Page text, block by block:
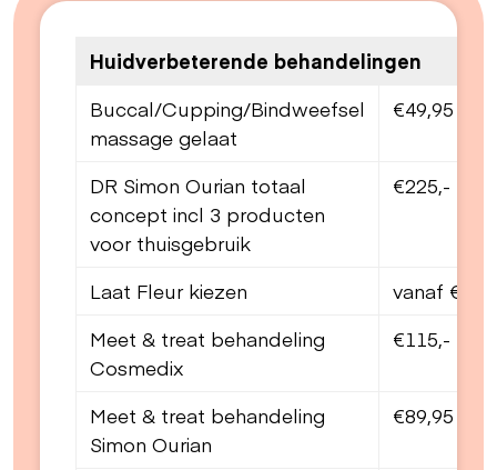
Huidverbeterende behandelingen
Buccal/Cupping/Bindweefsel
massage gelaat
€49,95
DR Simon Ourian totaal
concept incl 3 producten
voor thuisgebruik
€225,-
Laat Fleur kiezen
vanaf
Meet & treat behandeling
Cosmedix
€115,-
Meet & treat behandeling
Simon Ourian
€89,95